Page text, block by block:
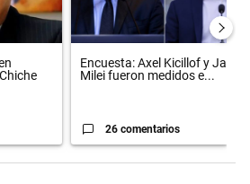
Encuesta: Axel Kicillof y Javier
Milei fueron medidos e...
26 comentarios